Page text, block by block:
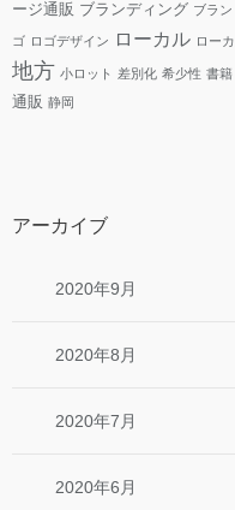
ージ通販 ブランディング ブラン
ゴ ロゴデザイン ローカル ロー
地方 小ロット 差別化 希少性 書籍
通販 静岡
アーカイブ
2020年9月
2020年8月
2020年7月
2020年6月